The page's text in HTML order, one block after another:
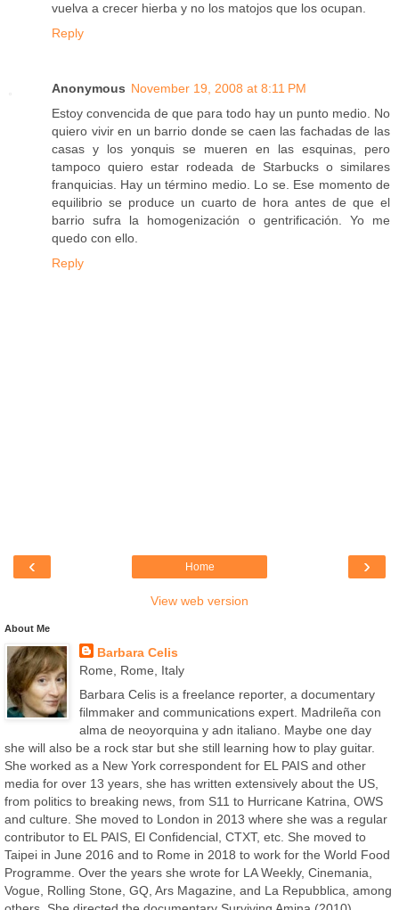
vuelva a crecer hierba y no los matojos que los ocupan.
Reply
Anonymous November 19, 2008 at 8:11 PM
Estoy convencida de que para todo hay un punto medio. No
quiero vivir en un barrio donde se caen las fachadas de las
casas y los yonquis se mueren en las esquinas, pero
tampoco quiero estar rodeada de Starbucks o similares
franquicias. Hay un término medio. Lo se. Ese momento de
equilibrio se produce un cuarto de hora antes de que el
barrio sufra la homogenización o gentrificación. Yo me
quedo con ello.
Reply
‹ ›
Home
View web version
About Me
Barbara Celis
Rome, Rome, Italy
Barbara Celis is a freelance reporter, a documentary
filmmaker and communications expert. Madrileña con
alma de neoyorquina y adn italiano. Maybe one day
she will also be a rock star but she still learning how to play guitar.
She worked as a New York correspondent for EL PAIS and other
media for over 13 years, she has written extensively about the US,
from politics to breaking news, from S11 to Hurricane Katrina, OWS
and culture. She moved to London in 2013 where she was a regular
contributor to EL PAIS, El Confidencial, CTXT, etc. She moved to
Taipei in June 2016 and to Rome in 2018 to work for the World Food
Programme. Over the years she wrote for LA Weekly, Cinemania,
Vogue, Rolling Stone, GQ, Ars Magazine, and La Repubblica, among